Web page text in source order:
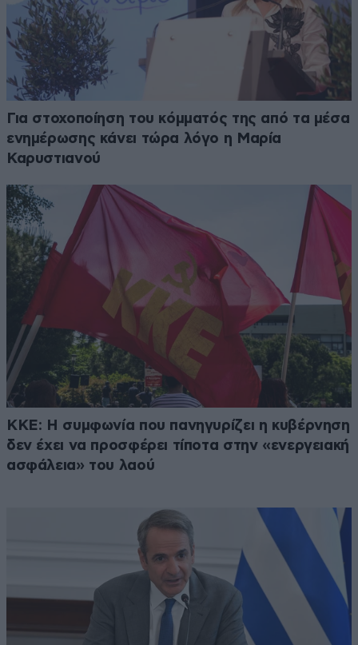
Για στοχοποίηση του κόμματός της από τα μέσα
ενημέρωσης κάνει τώρα λόγο η Μαρία
Καρυστιανού
ΚΚΕ: Η συμφωνία που πανηγυρίζει η κυβέρνηση
δεν έχει να προσφέρει τίποτα στην «ενεργειακή
ασφάλεια» του λαού